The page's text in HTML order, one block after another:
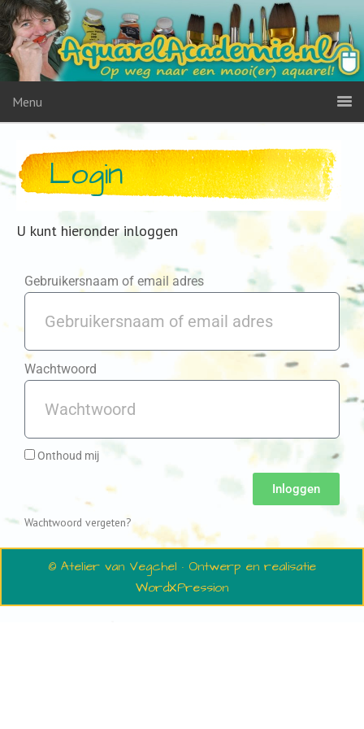
Menu
Login
U kunt hieronder inloggen
Gebruikersnaam of email adres
Wachtwoord
Onthoud mij
Inloggen
Wachtwoord vergeten?
© Atelier van Vegchel · Ontwerp en realisatie
WordXPression